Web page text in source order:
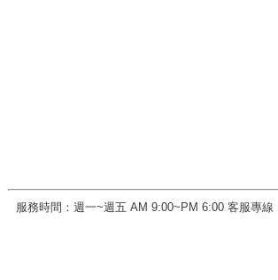
服務時間：週一~週五 AM 9:00~PM 6:00 客服專線